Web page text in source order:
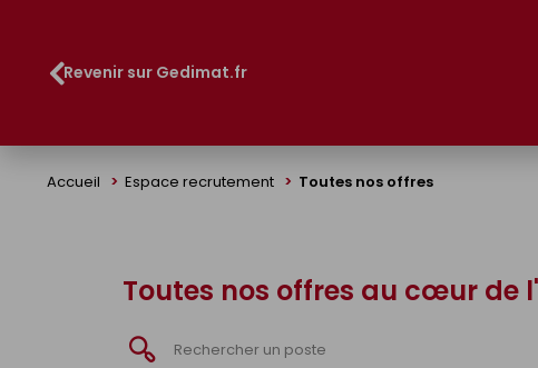
Revenir sur Gedimat.fr
Accueil Espace recrutement Toutes nos offres
Toutes nos offres au cœur de